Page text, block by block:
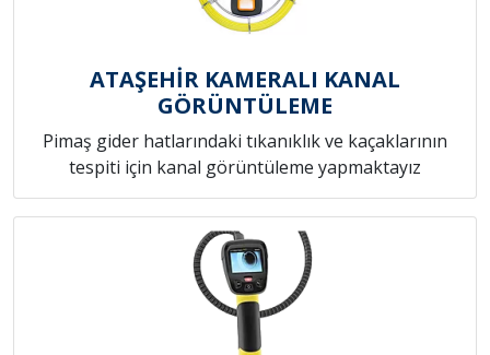
ATAŞEHİR KAMERALI KANAL
GÖRÜNTÜLEME
Pimaş gider hatlarındaki tıkanıklık ve kaçaklarının
tespiti için kanal görüntüleme yapmaktayız